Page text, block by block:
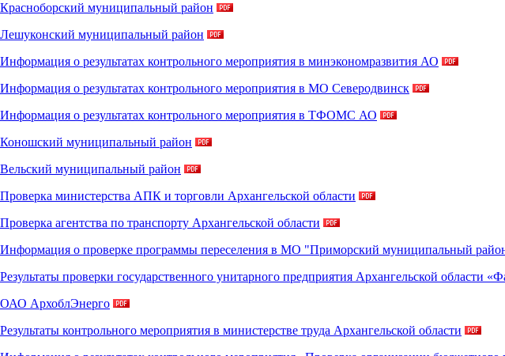
Красноборский муниципальный район
Лешуконский муниципальный район
Информация о результатах контрольного мероприятия в минэкономразвития АО
Информация о результатах контрольного мероприятия в МО Северодвинск
Информация о результатах контрольного мероприятия в ТФОМС АО
Коношский муниципальный район
Вельский муниципальный район
Проверка министерства АПК и торговли Архангельской области
Проверка агентства по транспорту Архангельской области
Информация о проверке программы переселения в МО "Приморский муниципальный
Результаты проверки государственного унитарного предприятия Архангельской области
ОАО АрхоблЭнерго
Результаты контрольного мероприятия в министерстве труда Архангельской области